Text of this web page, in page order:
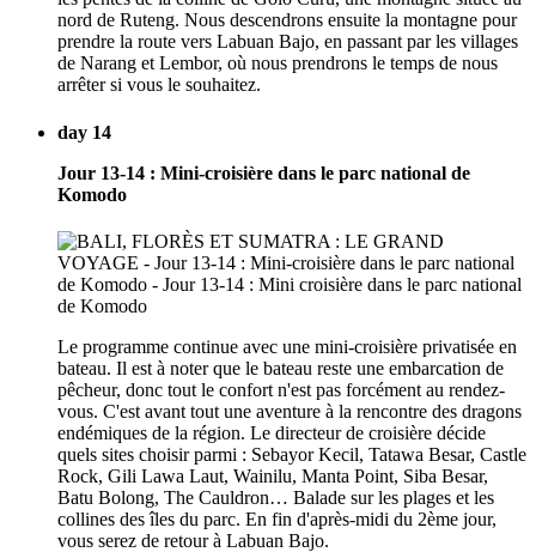
nord de Ruteng. Nous descendrons ensuite la montagne pour
prendre la route vers Labuan Bajo, en passant par les villages
de Narang et Lembor, où nous prendrons le temps de nous
arrêter si vous le souhaitez.
day 14
Jour 13-14 : Mini-croisière dans le parc national de
Komodo
Le programme continue avec une mini-croisière privatisée en
bateau. Il est à noter que le bateau reste une embarcation de
pêcheur, donc tout le confort n'est pas forcément au rendez-
vous. C'est avant tout une aventure à la rencontre des dragons
endémiques de la région. Le directeur de croisière décide
quels sites choisir parmi : Sebayor Kecil, Tatawa Besar, Castle
Rock, Gili Lawa Laut, Wainilu, Manta Point, Siba Besar,
Batu Bolong, The Cauldron… Balade sur les plages et les
collines des îles du parc. En fin d'après-midi du 2ème jour,
vous serez de retour à Labuan Bajo.